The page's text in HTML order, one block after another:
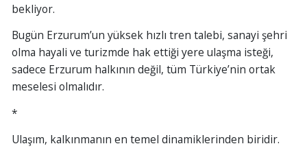
bekliyor.
Bugün Erzurum’un yüksek hızlı tren talebi, sanayi şehri
olma hayali ve turizmde hak ettiği yere ulaşma isteği,
sadece Erzurum halkının değil, tüm Türkiye’nin ortak
meselesi olmalıdır.
*
Ulaşım, kalkınmanın en temel dinamiklerinden biridir.